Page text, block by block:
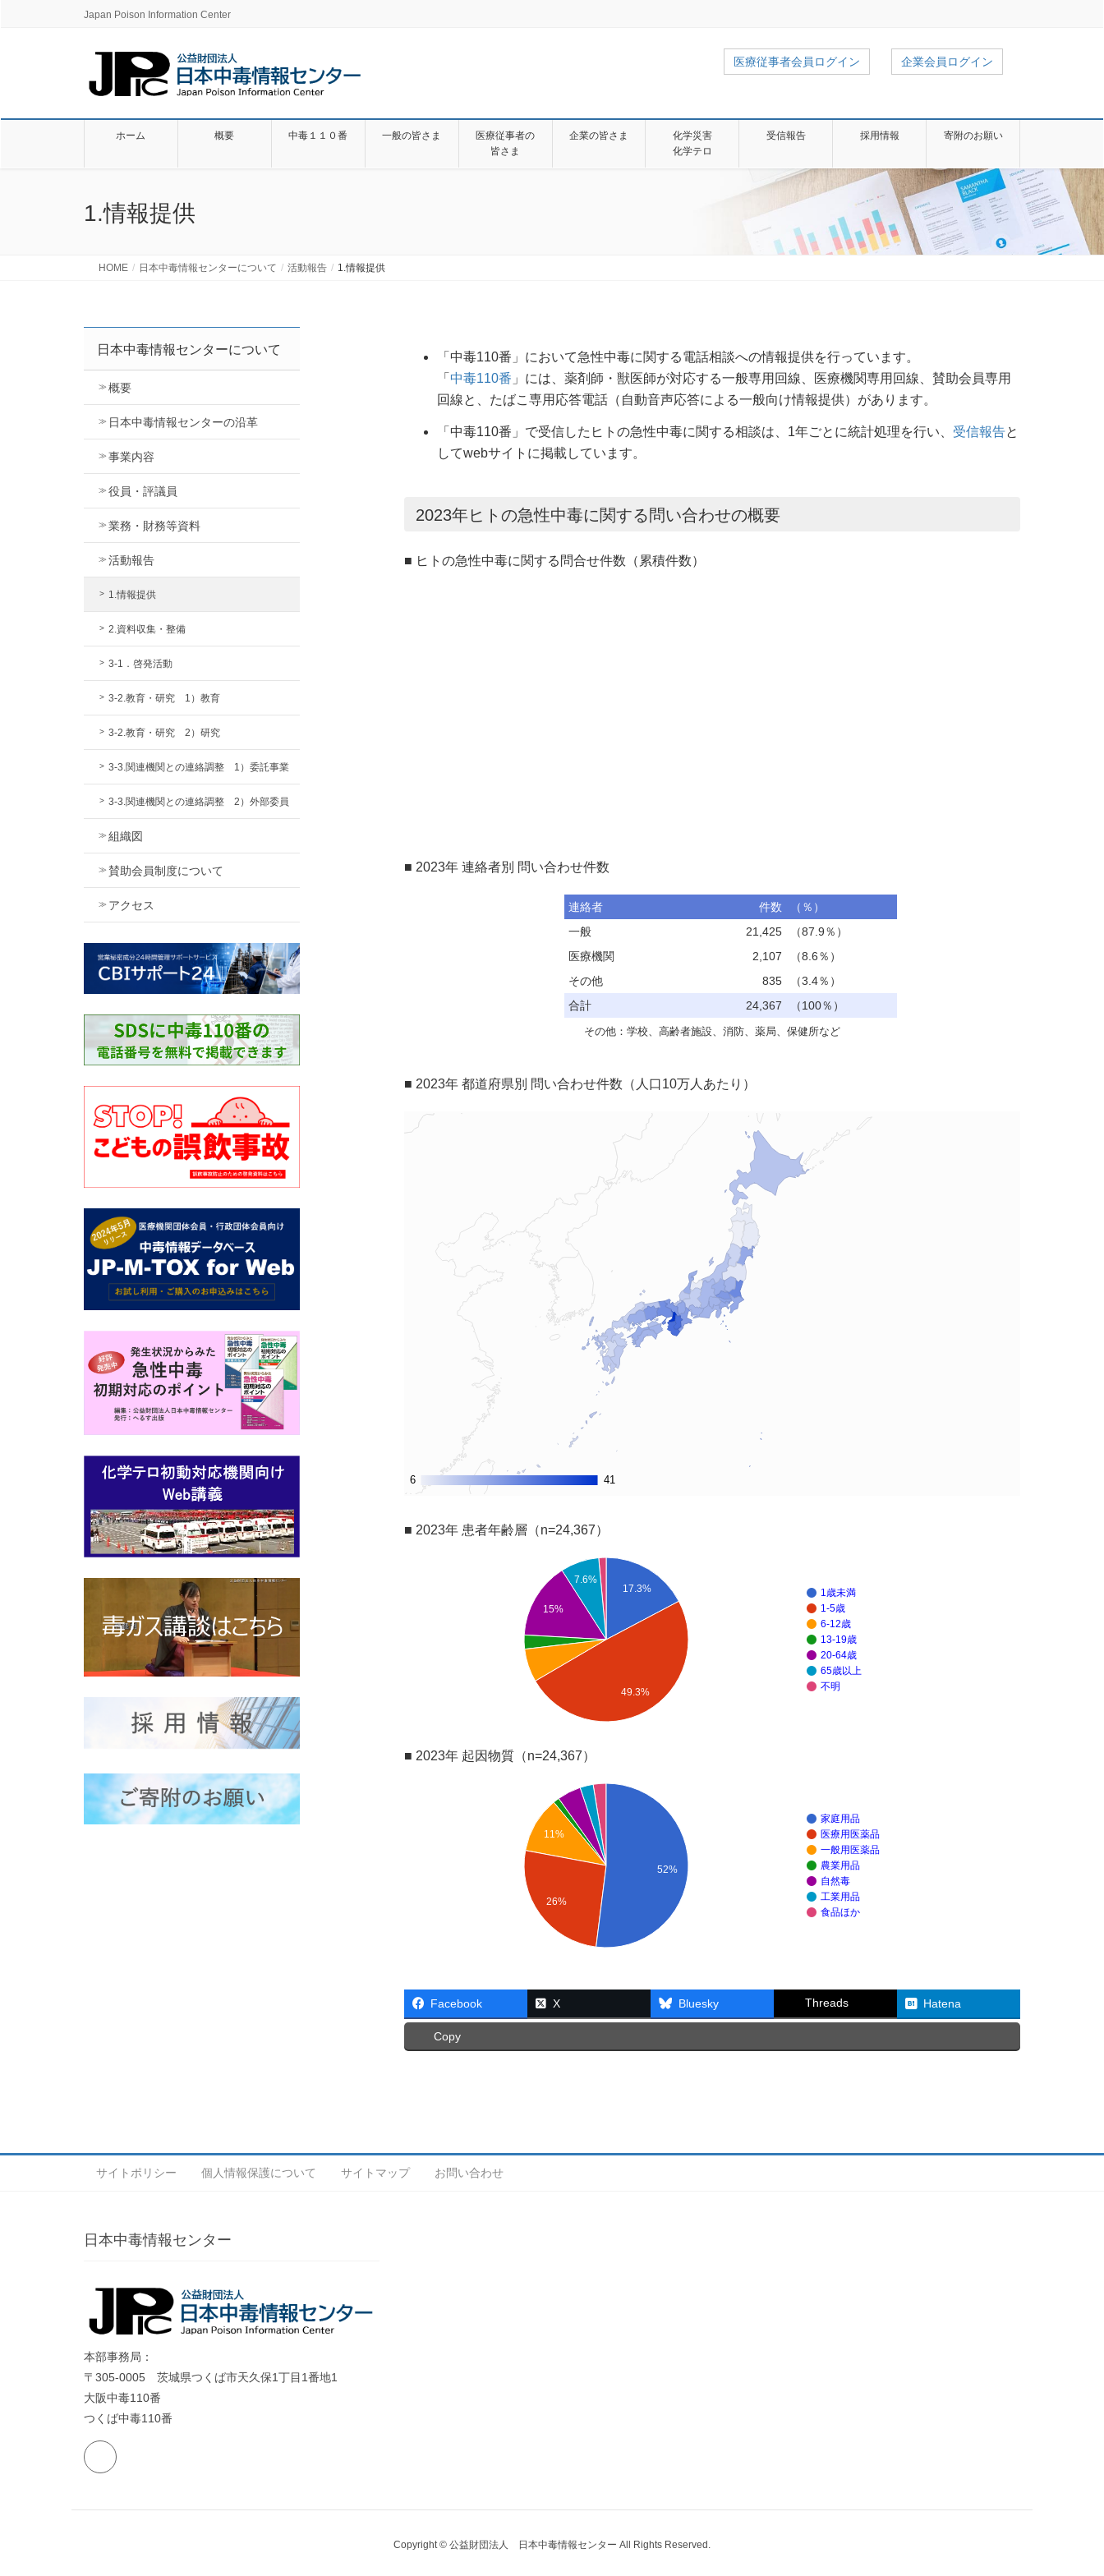
Japan Poison Information Center
医療従事者会員ログイン 企業会員ログイン
ホーム 概要 中毒１１０番 一般の皆さま
医療従事者の
皆さま
企業の皆さま
化学災害
化学テロ
受信報告 採用情報 寄附のお願い
1.情報提供
HOME 日本中毒情報センターについて 活動報告 1.情報提供
「中毒110番」において急性中毒に関する電話相談への情報提供を行っています。
「 中毒110番 」には、薬剤師・獣医師が対応する一般専用回線、医療機関専用回線、賛助会員専用
回線と、たばこ専用応答電話（自動音声応答による一般向け情報提供）があります。
「中毒110番」で受信したヒトの急性中毒に関する相談は、1年ごとに統計処理を行い、 受信報告と
してwebサイトに掲載しています。
2023年ヒトの急性中毒に関する問い合わせの概要
■ ヒトの急性中毒に関する問合せ件数（累積件数）
■ 2023年 連絡者別 問い合わせ件数
連絡者 件数
（％）
一般
21,425
（87.9％）
医療機関
2,107
（8.6％）
その他
835
（3.4％）
合計
24,367 （100％）
その他：学校、高齢者施設、消防、薬局、保健所など
■ 2023年 都道府県別 問い合わせ件数（人口10万人あたり）
6
6 41
41
■ 2023年 患者年齢層（n=24,367）
1歳未満
1-5歳
6-12歳
13-19歳
20-64歳
65歳以上
不明
17.3%
7.6%
15%
49.3%
■ 2023年 起因物質（n=24,367）
家庭用品
医療用医薬品
一般用医薬品
農業用品
自然毒
工業用品
食品ほか
11%
26%
52%
Facebook X Bluesky Threads Hatena
Copy
日本中毒情報センターについて
概要
日本中毒情報センターの沿革
事業内容
役員・評議員
業務・財務等資料
活動報告
1.情報提供
2.資料収集・整備
3-1．啓発活動
3-2.教育・研究 1）教育
3-2.教育・研究 2）研究
3-3.関連機関との連絡調整 1）委託事業
3-3.関連機関との連絡調整 2）外部委員
組織図
賛助会員制度について
アクセス
サイトポリシー 個人情報保護について サイトマップ お問い合わせ
日本中毒情報センター
本部事務局：
〒305-0005 茨城県つくば市天久保1丁目1番地1
大阪中毒110番
つくば中毒110番
Copyright © 公益財団法人 日本中毒情報センター All Rights Reserved.